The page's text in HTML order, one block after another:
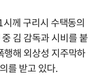
께 구리시 수택동의
김 감독과 시비를 붙
행해 외상성 지주막하
를 받고 있다.